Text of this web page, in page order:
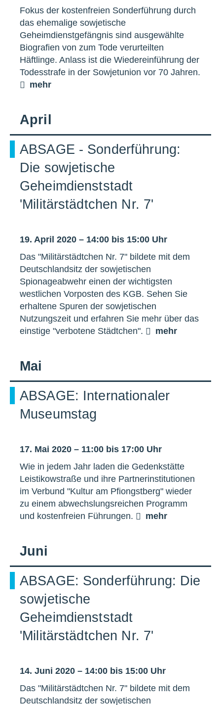
Fokus der kostenfreien Sonderführung durch
das ehemalige sowjetische
Geheimdienstgefängnis sind ausgewählte
Biografien von zum Tode verurteilten
Häftlinge. Anlass ist die Wiedereinführung der
Todesstrafe in der Sowjetunion vor 70 Jahren.
mehr
April
ABSAGE - Sonderführung:
Die sowjetische
Geheimdienststadt
'Militärstädtchen Nr. 7'
19. April 2020 – 14:00 bis 15:00 Uhr
Das "Militärstädtchen Nr. 7" bildete mit dem
Deutschlandsitz der sowjetischen
Spionageabwehr einen der wichtigsten
westlichen Vorposten des KGB. Sehen Sie
erhaltene Spuren der sowjetischen
Nutzungszeit und erfahren Sie mehr über das
einstige "verbotene Städtchen".
mehr
Mai
ABSAGE: Internationaler
Museumstag
17. Mai 2020 – 11:00 bis 17:00 Uhr
Wie in jedem Jahr laden die Gedenkstätte
Leistikowstraße und ihre Partnerinstitutionen
im Verbund "Kultur am Pfiongstberg" wieder
zu einem abwechslungsreichen Programm
und kostenfreien Führungen.
mehr
Juni
ABSAGE: Sonderführung: Die
sowjetische
Geheimdienststadt
'Militärstädtchen Nr. 7'
14. Juni 2020 – 14:00 bis 15:00 Uhr
Das "Militärstädtchen Nr. 7" bildete mit dem
Deutschlandsitz der sowjetischen